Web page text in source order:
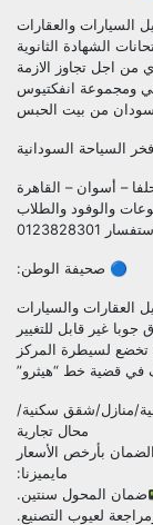
السيارات والعقارات
الشهادة الثانوية
من اجل تجاوز الازمة
ومجموعة انفكتيوس
السياحة السودانية
– أسوان – القاهرة
والوفود والطلاب
0123828301
🔵 صحيفة الوطن:
العقارات والسيارات
جوبا غير قابل للتغيير
تخضع لسيطرة المركز
في قضية خط “هيثرو”
منازل/شقق سكنية/
محال تجارية
بأرخص الأسعار
مايميزنا: